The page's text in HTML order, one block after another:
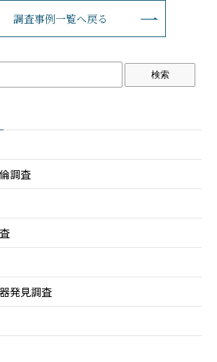
調査事例一覧へ戻る
検索
調査
発見調査